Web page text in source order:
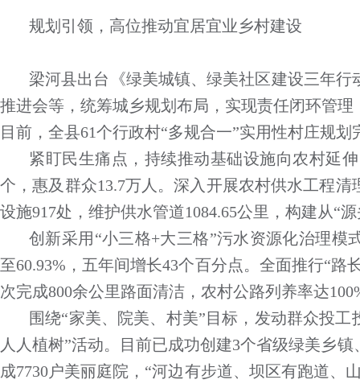
规划引领，高位推动宜居宜业乡村建设
梁河县出台《绿美城镇、绿美社区建设三年
推进会等，统筹城乡规划布局，实现责任闭环管
目前，全县61个行政村“多规合一”实用性村庄规划
紧盯民生痛点，持续推动基础设施向农村延
个，惠及群众13.7万人。深入开展农村供水工程
设施917处，维护供水管道1084.65公里，构建从“
创新采用“小三格+大三格”污水资源化治理
至60.93%，五年间增长43个百分点。全面推行“路
次完成800余公里路面清洁，农村公路列养率达
围绕“家美、院美、村美”目标，发动群众投
人人植树”活动。目前已成功创建3个省级绿美乡
成7730户美丽庭院，“河边有步道、坝区有跑道、